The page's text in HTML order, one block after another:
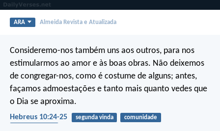
ARA Almeida Revista e Atualizada
Consideremo-nos também uns aos outros, para nos
estimularmos ao amor e às boas obras. Não deixemos
de congregar-nos, como é costume de alguns; antes,
façamos admoestações e tanto mais quanto vedes que
o Dia se aproxima.
Hebreus 10:24-25 segunda vinda
comunidade